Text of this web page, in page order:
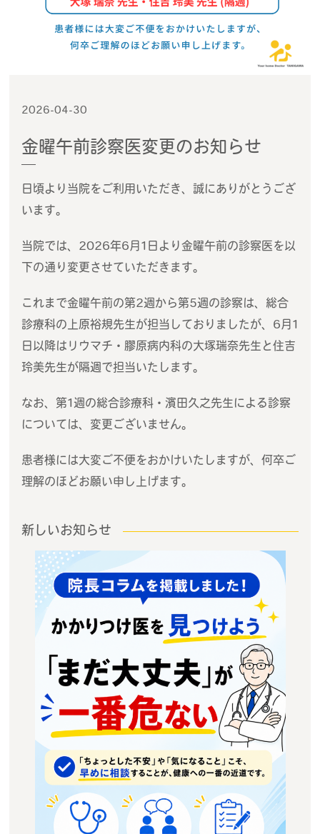
2026-04-30
金曜午前診察医変更のお知らせ
日頃より当院をご利用いただき、誠にありがとうござ
います。
当院では、2026年6月1日より金曜午前の診察医を以
下の通り変更させていただきます。
これまで金曜午前の第2週から第5週の診察は、総合
診療科の上原裕規先生が担当しておりましたが、6月1
日以降はリウマチ・膠原病内科の大塚瑞奈先生と住吉
玲美先生が隔週で担当いたします。
なお、第1週の総合診療科・濱田久之先生による診察
については、変更ございません。
患者様には大変ご不便をおかけいたしますが、何卒ご
理解のほどお願い申し上げます。
新しいお知らせ